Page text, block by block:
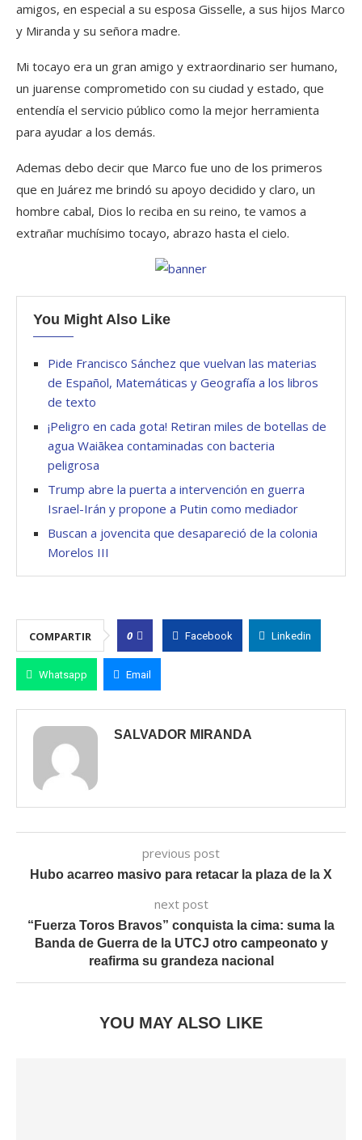
amigos, en especial a su esposa Gisselle, a sus hijos Marco
y Miranda y su señora madre.
Mi tocayo era un gran amigo y extraordinario ser humano,
un juarense comprometido con su ciudad y estado, que
entendía el servicio público como la mejor herramienta
para ayudar a los demás.
Ademas debo decir que Marco fue uno de los primeros
que en Juárez me brindó su apoyo decidido y claro, un
hombre cabal, Dios lo reciba en su reino, te vamos a
extrañar muchísimo tocayo, abrazo hasta el cielo.
You Might Also Like
Pide Francisco Sánchez que vuelvan las materias
de Español, Matemáticas y Geografía a los libros
de texto
¡Peligro en cada gota! Retiran miles de botellas de
agua Waiākea contaminadas con bacteria
peligrosa
Trump abre la puerta a intervención en guerra
Israel-Irán y propone a Putin como mediador
Buscan a jovencita que desapareció de la colonia
Morelos III
COMPARTIR 0 Facebook Linkedin
Whatsapp Email
SALVADOR MIRANDA
previous post
Hubo acarreo masivo para retacar la plaza de la X
next post
“Fuerza Toros Bravos” conquista la cima: suma la
Banda de Guerra de la UTCJ otro campeonato y
reafirma su grandeza nacional
YOU MAY ALSO LIKE